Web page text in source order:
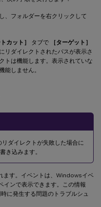
、フォルダーを右クリックして
カット］ タブで
［ターゲット］
リダイレクトされたパスが表示さ
トは機能します。表示されていな
能しません。
ダイレクトが失敗した場合に
き込みます。
ます。イベントは、Windowsイベ
インで表示できます。この情報
に発生する問題のトラブルシュ